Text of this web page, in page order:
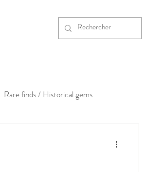
Rare finds / Historical gems